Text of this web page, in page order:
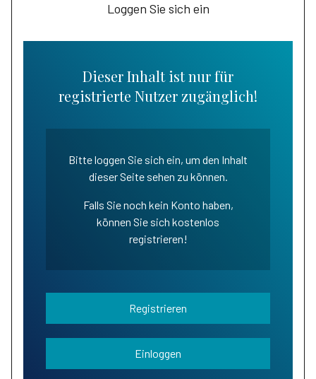
Loggen Sie sich ein
Dieser Inhalt ist nur für
registrierte Nutzer zugänglich!
Bitte loggen Sie sich ein, um den Inhalt
dieser Seite sehen zu können.
Falls Sie noch kein Konto haben,
können Sie sich kostenlos
registrieren!
Registrieren
Einloggen